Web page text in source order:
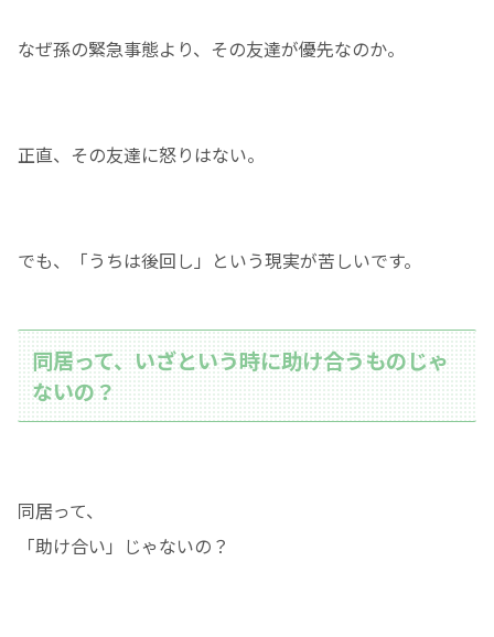
なぜ孫の緊急事態より、その友達が優先なのか。
正直、その友達に怒りはない。
でも、「うちは後回し」という現実が苦しいです。
同居って、いざという時に助け合うものじゃ
ないの？
同居って、
「助け合い」じゃないの？